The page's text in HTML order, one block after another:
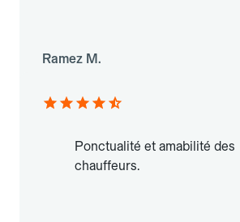
Ramez M.
Ponctualité et amabilité des
chauffeurs.